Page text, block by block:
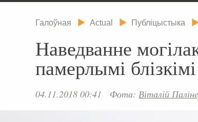
Галоўная Actual Публіцыстыка
Наведванне
памерлымі
04.11.2018 00:41 Фота: Віталій